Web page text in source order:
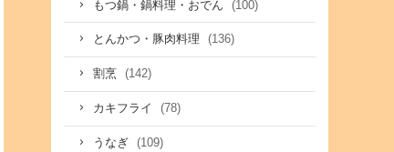
もつ鍋・鍋料理・おでん (100)
とんかつ・豚肉料理 (136)
割烹 (142)
カキフライ (78)
うなぎ (109)